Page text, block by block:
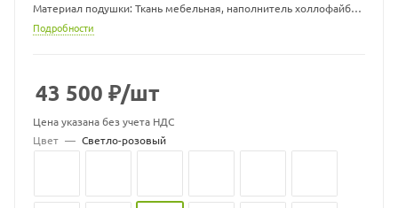
Материал подушки: Ткань мебельная, наполнитель холлофайбер
Размер гамака ДхШхВ, мм: 960 х 1300 х 710
Максимальная нагрузка, кг: 150
Подробности
43 500 ₽/шт
Цена указана без учета НДС
Цвет — Светло-розовый